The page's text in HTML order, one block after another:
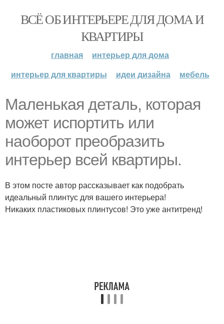
ВСЁ ОБ ИНТЕРЬЕРЕ ДЛЯ ДОМА И
КВАРТИРЫ
главная
интерьер для дома
интерьер для квартиры
идеи дизайна мебель
Маленькая деталь, которая
может испортить или
наоборот преобразить
интерьер всей квартиры.
В этом посте автор рассказывает как подобрать
идеальный плинтус для вашего интерьера!
Никаких пластиковых плинтусов! Это уже антитренд!